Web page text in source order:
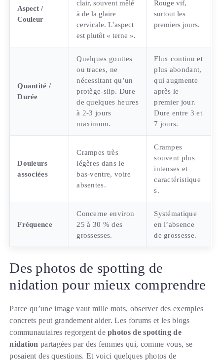
Aspect /
Couleur
clair, souvent mêlé
à de la glaire
cervicale. L’aspect
est plutôt « terne ».
Rouge vif,
surtout les
premiers jours.
Quantité /
Durée
Quelques gouttes
ou traces, ne
nécessitant qu’un
protège-slip. Dure
de quelques heures
à 2-3 jours
maximum.
Flux continu et
plus abondant,
qui augmente
après le
premier jour.
Dure entre 3 et
7 jours.
Douleurs
associées
Crampes très
légères dans le
bas-ventre, voire
absentes.
Crampes
souvent plus
intenses et
caractéristique
s.
Fréquence
Concerne environ
25 à 30 % des
grossesses.
Systématique
en l’absence
de grossesse.
Des photos de spotting de
nidation pour mieux comprendre
Parce qu’une image vaut mille mots, observer des exemples
concrets peut grandement aider. Les forums et les blogs
communautaires regorgent dephotos de spotting de
nidation partagées par des femmes qui, comme vous, se
posaient des questions. Et voici quelques photos de